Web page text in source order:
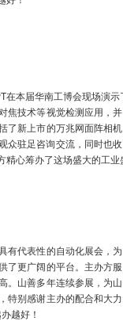
在本届华南工博会现场演示
焦技术等视觉检测应用，
了新上市的万兆网面阵相
众驻足咨询交流，同时也
心筹办了这场盛大的工业
有代表性的自动化展会，为
更广阔的平台。主办方服
。山善多年连续参展，为
特别感谢主办的配合和大
越好！